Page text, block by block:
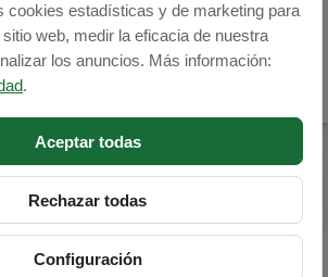
www.cubrecarter.com
Cubre Carter -© 2026
cookies estadísticas y de marketing para
web, medir la eficacia de nuestra
los anuncios. Más información:
.
Aceptar todas
Rechazar todas
Configuración